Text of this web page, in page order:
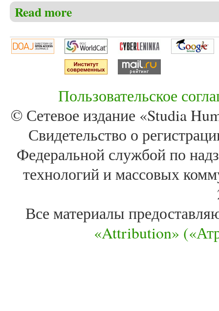
Read more
Пользовательское
© Сетевое издание «Studia
Свидетельство о
Федеральной службой по
технологий и массовых
Все материалы
«Attribution»